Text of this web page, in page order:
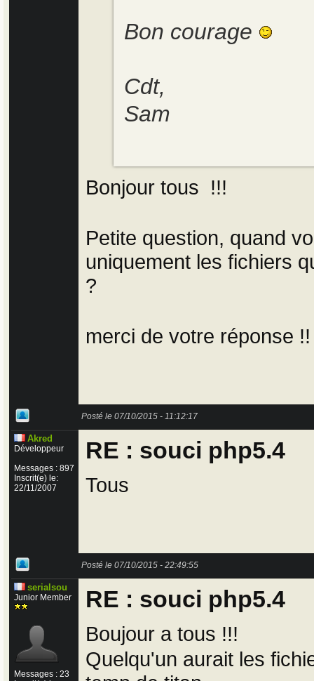
Bon courage
Cdt,
Sam
Bonjour tous !!!
Petite question, quand
uniquement les fichiers
?
merci de votre réponse !!
Posté le 07/10/2015 - 11:12:17
Akred
Développeur
Messages : 897
Inscrit(e) le:
22/11/2007
RE : souci php5.4
Tous
Posté le 07/10/2015 - 22:49:55
serialsou
Junior Member
Messages : 23
RE : souci php5.4
Boujour a tous !!!
Quelqu'un aurait les